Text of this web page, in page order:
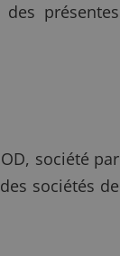
présentes
société par
sociétés de